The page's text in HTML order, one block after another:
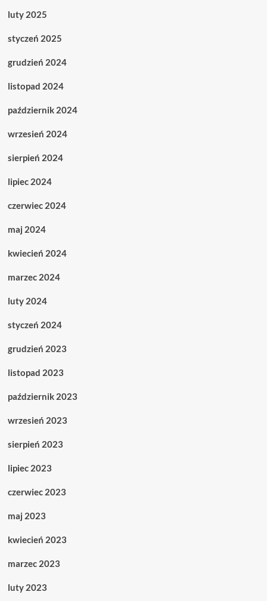
luty 2025
styczeń 2025
grudzień 2024
listopad 2024
październik 2024
wrzesień 2024
sierpień 2024
lipiec 2024
czerwiec 2024
maj 2024
kwiecień 2024
marzec 2024
luty 2024
styczeń 2024
grudzień 2023
listopad 2023
październik 2023
wrzesień 2023
sierpień 2023
lipiec 2023
czerwiec 2023
maj 2023
kwiecień 2023
marzec 2023
luty 2023